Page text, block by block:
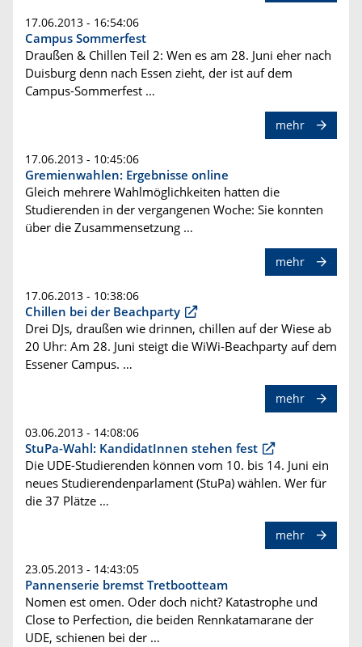
17.06.2013 - 16:54:06
Campus Sommerfest
Draußen & Chillen Teil 2: Wen es am 28. Juni eher nach
Duisburg denn nach Essen zieht, der ist auf dem
Campus-Sommerfest …
mehr
17.06.2013 - 10:45:06
Gremienwahlen: Ergebnisse online
Gleich mehrere Wahlmöglichkeiten hatten die
Studierenden in der vergangenen Woche: Sie konnten
über die Zusammensetzung …
mehr
17.06.2013 - 10:38:06
Chillen bei der Beachparty
Drei DJs, draußen wie drinnen, chillen auf der Wiese ab
20 Uhr: Am 28. Juni steigt die WiWi-Beachparty auf dem
Essener Campus. …
mehr
03.06.2013 - 14:08:06
StuPa-Wahl: KandidatInnen stehen fest
Die UDE-Studierenden können vom 10. bis 14. Juni ein
neues Studierendenparlament (StuPa) wählen. Wer für
die 37 Plätze …
mehr
23.05.2013 - 14:43:05
Pannenserie bremst Tretbootteam
Nomen est omen. Oder doch nicht? Katastrophe und
Close to Perfection, die beiden Rennkatamarane der
UDE, schienen bei der …